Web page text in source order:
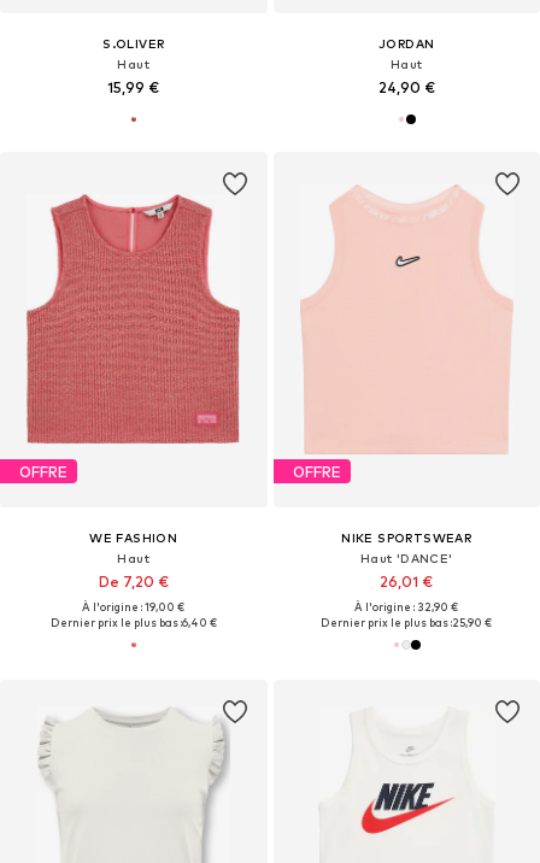
S.OLIVER
Haut
15,99 €
JORDAN
Haut
24,90 €
OFFRE
WE FASHION
Haut
De 7,20 €
À l'origine : 19,00 €
Dernier prix le plus bas :6,40 €
OFFRE
NIKE SPORTSWEAR
Haut 'DANCE'
26,01 €
À l'origine : 32,90 €
Dernier prix le plus bas :25,90 €